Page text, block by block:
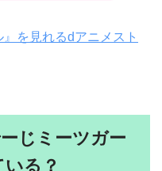
を見れるdアニメスト
じミーツガー
る？